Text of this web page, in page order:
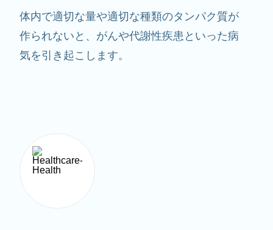
体内で適切な量や適切な種類のタンパク質が
作られないと、がんや代謝性疾患といった病
気を引き起こします。